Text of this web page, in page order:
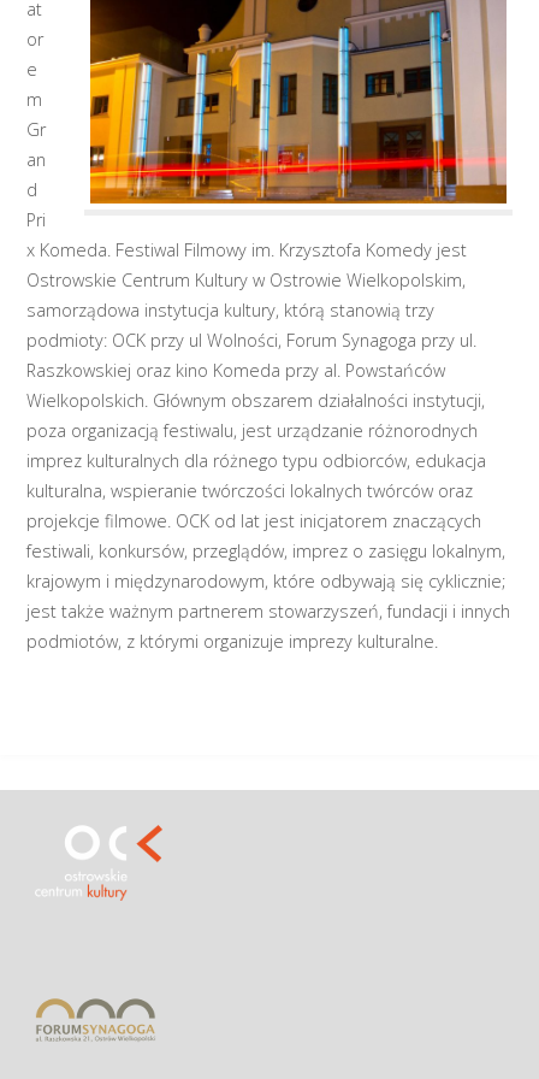
at
or
e
m
Gr
an
d
Pri
x Komeda. Festiwal Filmowy im. Krzysztofa Komedy jest
Ostrowskie Centrum Kultury w Ostrowie Wielkopolskim,
samorządowa instytucja kultury, którą stanowią trzy
podmioty: OCK przy ul Wolności, Forum Synagoga przy ul.
Raszkowskiej oraz kino Komeda przy al. Powstańców
Wielkopolskich. Głównym obszarem działalności instytucji,
poza organizacją festiwalu, jest urządzanie różnorodnych
imprez kulturalnych dla różnego typu odbiorców, edukacja
kulturalna, wspieranie twórczości lokalnych twórców oraz
projekcje filmowe. OCK od lat jest inicjatorem znaczących
festiwali, konkursów, przeglądów, imprez o zasięgu lokalnym,
krajowym i międzynarodowym, które odbywają się cyklicznie;
jest także ważnym partnerem stowarzyszeń, fundacji i innych
podmiotów, z którymi organizuje imprezy kulturalne.